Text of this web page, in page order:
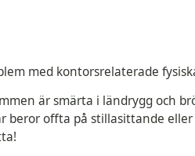
med kontorsrelaterade
är smärta i ländrygg och
beror offta på stillasittande